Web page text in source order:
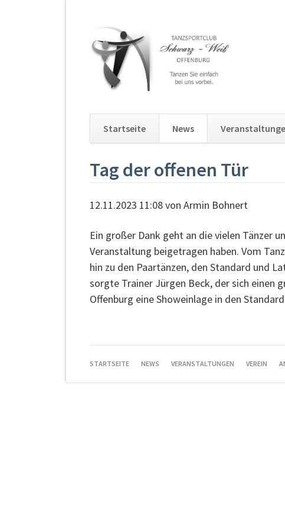
Startseite News
überspringen
Tag der offenen Tür
12.11.2023 11:08von Armin Bohnert
Ein großer Dank geht an die vielen Tänzer
Veranstaltung beigetragen haben. Vom
hin zu den Paartänzen, den Standard und
sorgte Trainer Jürgen Beck, der sich einen
Offenburg eine Showeinlage in den
NAVIGATION
STARTSEITE NEWS VERANSTALTUNGEN VEREIN